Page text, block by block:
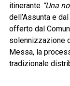
itinerante “Una
dell’Assunta e
offerto dal
solennizzazione
Messa, la
tradizionale